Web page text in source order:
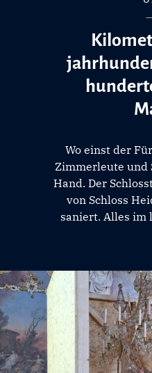
Wo einst der
Zimmerleute und
Hand. Der
von Schloss
saniert. Alles im